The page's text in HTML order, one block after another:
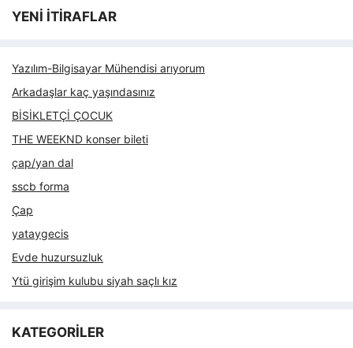
YENİ İTİRAFLAR
Yazılım-Bilgisayar Mühendisi arıyorum
Arkadaşlar kaç yaşındasınız
BİSİKLETÇİ ÇOCUK
THE WEEKND konser bileti
çap/yan dal
sscb forma
Çap
yataygecis
Evde huzursuzluk
Ytü girişim kulubu siyah saçlı kız
KATEGORİLER